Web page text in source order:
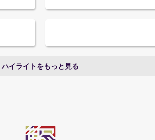
にご
ム
に登
ハイライトをもっと見る